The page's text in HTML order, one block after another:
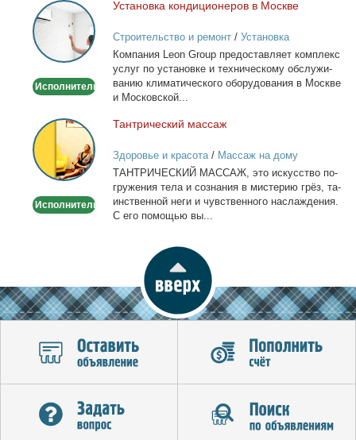
Установка
кондиционеров
в
Москве
Исполнитель
Уста­нов­ка кон­ди­ци­о­не­ров в Москве
Строительство и ремонт/ Установка
кондиционеров
Ком­па­ния Leon Group предо­став­ля­ет ком­плекс
услуг по уста­нов­ке и тех­ни­че­ско­му об­слу­жи­
ва­нию кли­ма­ти­че­ско­го обо­ру­до­ва­ния в Москве
и Мос­ков­ской...
Тантрический
массаж
Исполнитель
Тан­три­че­ский мас­саж
Здоровье и красота/ Массаж на дому
ТАНТРИЧЕСКИЙ МАССАЖ, это ис­кус­ство по­
гру­же­ния те­ла и со­зна­ния в ми­сте­рию грёз, та­
ин­ствен­ной неги и чув­ствен­но­го на­сла­жде­ния.
С его по­мо­щью вы...